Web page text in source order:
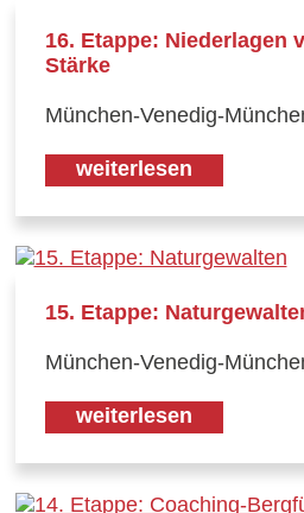
16. Etappe: Niederlagen
Stärke
München-Venedig-
weiterlesen
15. Etappe:
München-Venedig-
weiterlesen